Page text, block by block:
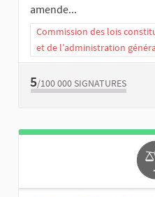
amende...
Commission des lois
et de l’administration
5/100 000 SIGNATURES